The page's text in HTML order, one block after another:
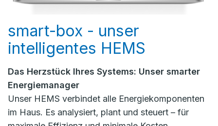
smart-box - unser
intelligentes HEMS
Das Herzstück Ihres Systems: Unser smarter
Energiemanager
Unser HEMS verbindet alle Energiekomponenten
im Haus. Es analysiert, plant und steuert – für